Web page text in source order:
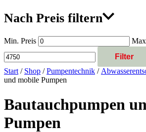
Nach Preis filtern
Min. Preis
Filter
Start/ Shop /Pumpentechnik /
und mobile Pumpen
Bautauchpumpen
Pumpen